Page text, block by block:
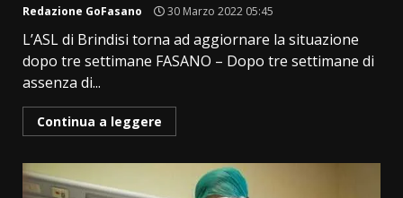
Redazione GoFasano 30 Marzo 2022 05:45
L’ASL di Brindisi torna ad aggiornare la situazione
dopo tre settimane FASANO – Dopo tre settimane di
assenza di...
Continua a leggere